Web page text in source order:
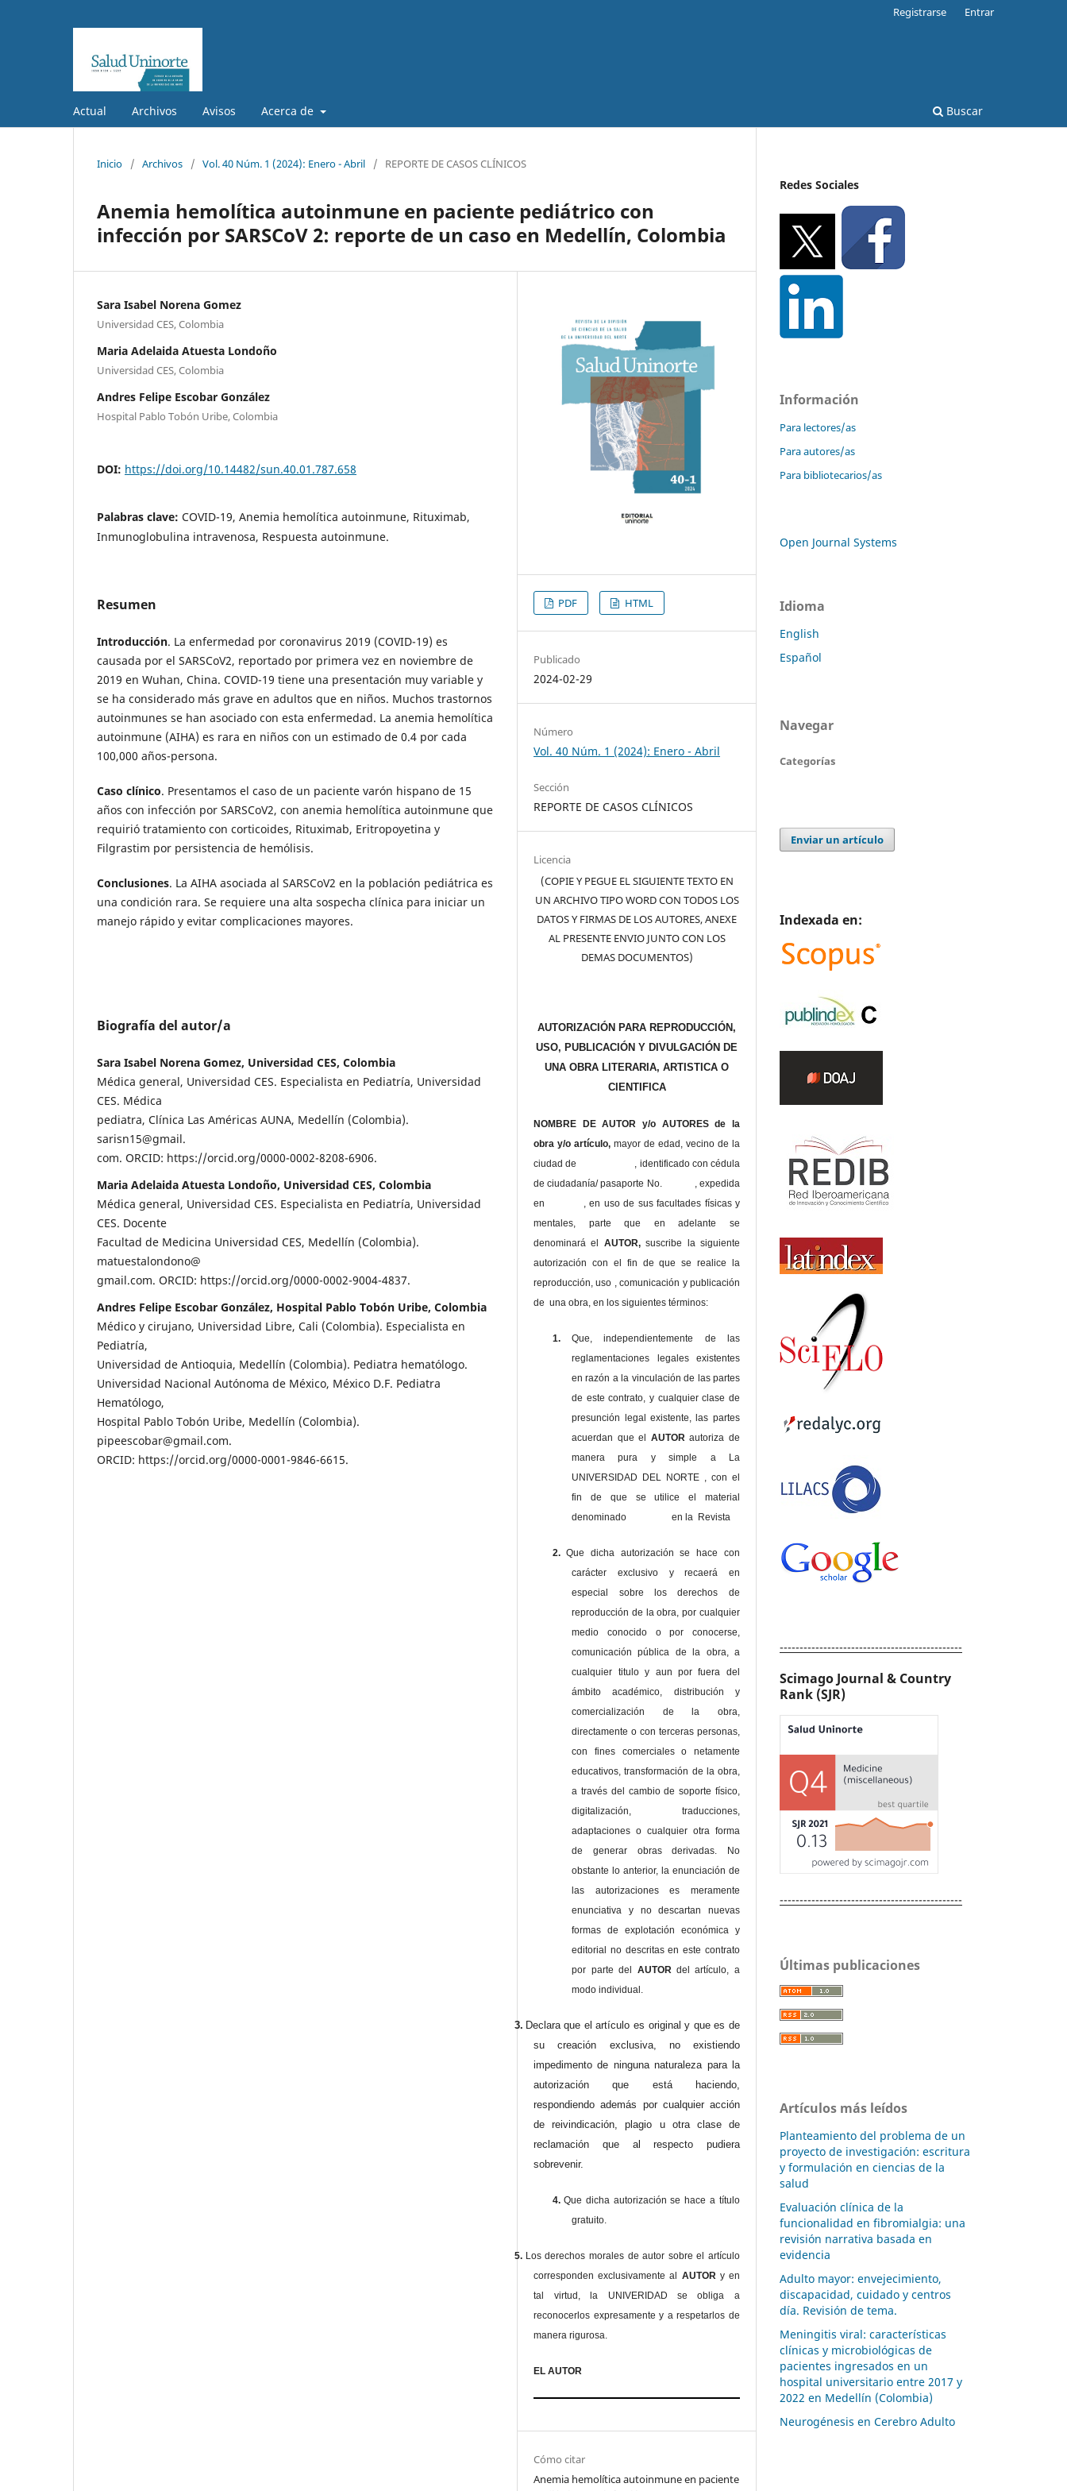
Actual Archivos Avisos Acerca de Buscar
Registrarse Entrar
Inicio / Archivos / Vol. 40 Núm. 1 (2024): Enero - Abril / REPORTE DE CASOS CLÍNICOS
Anemia hemolítica autoinmune en paciente pediátrico con
infección por SARSCoV 2: reporte de un caso en Medellín, Colombia
Sara Isabel Norena Gomez
Universidad CES, Colombia
Maria Adelaida Atuesta Londoño
Universidad CES, Colombia
Andres Felipe Escobar González
Hospital Pablo Tobón Uribe, Colombia
DOI: https://doi.org/10.14482/sun.40.01.787.658
Palabras clave: COVID-19, Anemia hemolítica autoinmune, Rituximab,
Inmunoglobulina intravenosa, Respuesta autoinmune.
Resumen
Introducción. La enfermedad por coronavirus 2019 (COVID-19) es
causada por el SARSCoV2, reportado por primera vez en noviembre de
2019 en Wuhan, China. COVID-19 tiene una presentación muy variable y
se ha considerado más grave en adultos que en niños. Muchos trastornos
autoinmunes se han asociado con esta enfermedad. La anemia hemolítica
autoinmune (AIHA) es rara en niños con un estimado de 0.4 por cada
100,000 años-persona.
Caso clínico. Presentamos el caso de un paciente varón hispano de 15
años con infección por SARSCoV2, con anemia hemolítica autoinmune que
requirió tratamiento con corticoides, Rituximab, Eritropoyetina y
Filgrastim por persistencia de hemólisis.
Conclusiones. La AIHA asociada al SARSCoV2 en la población pediátrica es
una condición rara. Se requiere una alta sospecha clínica para iniciar un
manejo rápido y evitar complicaciones mayores.
Biografía del autor/a
Sara Isabel Norena Gomez, Universidad CES, Colombia
Médica general, Universidad CES. Especialista en Pediatría, Universidad
CES. Médica
pediatra, Clínica Las Américas AUNA, Medellín (Colombia).
sarisn15@gmail.
com. ORCID: https://orcid.org/0000-0002-8208-6906.
Maria Adelaida Atuesta Londoño, Universidad CES, Colombia
Médica general, Universidad CES. Especialista en Pediatría, Universidad
CES. Docente
Facultad de Medicina Universidad CES, Medellín (Colombia).
matuestalondono@
gmail.com. ORCID: https://orcid.org/0000-0002-9004-4837.
Andres Felipe Escobar González, Hospital Pablo Tobón Uribe, Colombia
Médico y cirujano, Universidad Libre, Cali (Colombia). Especialista en
Pediatría,
Universidad de Antioquia, Medellín (Colombia). Pediatra hematólogo.
Universidad Nacional Autónoma de México, México D.F. Pediatra
Hematólogo,
Hospital Pablo Tobón Uribe, Medellín (Colombia).
pipeescobar@gmail.com.
ORCID: https://orcid.org/0000-0001-9846-6615.
PDF HTML
Publicado
2024-02-29
Número
Vol. 40 Núm. 1 (2024): Enero - Abril
Sección
REPORTE DE CASOS CLÍNICOS
Licencia
(COPIE Y PEGUE EL SIGUIENTE TEXTO EN
UN ARCHIVO TIPO WORD CON TODOS LOS
DATOS Y FIRMAS DE LOS AUTORES, ANEXE
AL PRESENTE ENVIO JUNTO CON LOS
DEMAS DOCUMENTOS)
AUTORIZACIÓN PARA REPRODUCCIÓN,
USO, PUBLICACIÓN Y DIVULGACIÓN DE
UNA OBRA LITERARIA, ARTISTICA O
CIENTIFICA
NOMBRE DE AUTOR y/o AUTORES de la
obra y/o artículo,mayor de edad, vecino de la
ciudad de , identificado con cédula
de ciudadanía/ pasaporte No. , expedida
en , en uso de sus facultades físicas y
mentales, parte que en adelante se
denominará el AUTOR,suscribe la siguiente
autorización con el fin de que se realice la
reproducción, uso , comunicación y publicación
de una obra, en los siguientes términos:
1.
Que, independientemente de las
reglamentaciones legales existentes
en razón a la vinculación de las partes
de este contrato, y cualquier clase de
presunción legal existente, las partes
acuerdan que el AUTORautoriza de
manera pura y simple a La
UNIVERSIDAD DEL NORTE , con el
fin de que se utilice el material
denominado en la Revista
2. Que dicha autorización se hace con
carácter exclusivo y recaerá en
especial sobre los derechos de
reproducción de la obra, por cualquier
medio conocido o por conocerse,
comunicación pública de la obra, a
cualquier titulo y aun por fuera del
ámbito académico, distribución y
comercialización de la obra,
directamente o con terceras personas,
con fines comerciales o netamente
educativos, transformación de la obra,
a través del cambio de soporte físico,
digitalización, traducciones,
adaptaciones o cualquier otra forma
de generar obras derivadas. No
obstante lo anterior, la enunciación de
las autorizaciones es meramente
enunciativa y no descartan nuevas
formas de explotación económica y
editorial no descritas en este contrato
por parte del AUTOR del artículo, a
modo individual.
3. Declara que el artículo es original y que es de
su creación exclusiva, no existiendo
impedimento de ninguna naturaleza para la
autorización que está haciendo,
respondiendo además por cualquier acción
de reivindicación, plagio u otra clase de
reclamación que al respecto pudiera
sobrevenir.
4. Que dicha autorización se hace a título
gratuito.
5. Los derechos morales de autor sobre el artículo
corresponden exclusivamente al AUTOR y en
tal virtud, la UNIVERIDAD se obliga a
reconocerlos expresamente y a respetarlos de
manera rigurosa.
EL AUTOR
Cómo citar
Anemia hemolítica autoinmune en paciente
Redes Sociales
Información
Para lectores/as
Para autores/as
Para bibliotecarios/as
Open Journal Systems
Idioma
English
Español
Navegar
Categorías
Enviar un artículo
Indexada en:
----------------------------------------------
Scimago Journal & Country
Rank (SJR)
----------------------------------------------
Últimas publicaciones
Artículos más leídos
Planteamiento del problema de un
proyecto de investigación: escritura
y formulación en ciencias de la
salud
Evaluación clínica de la
funcionalidad en fibromialgia: una
revisión narrativa basada en
evidencia
Adulto mayor: envejecimiento,
discapacidad, cuidado y centros
día. Revisión de tema.
Meningitis viral: características
clínicas y microbiológicas de
pacientes ingresados en un
hospital universitario entre 2017 y
2022 en Medellín (Colombia)
Neurogénesis en Cerebro Adulto